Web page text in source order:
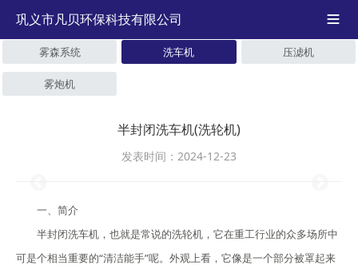
巩义市凡贝环保科技有限公司 
雾森系统 洗车机 压滤机
雾炮机
半封闭洗车机(洗轮机)
发表时间：2024-12-23
一、简介
半封闭洗车机，也就是常说的洗轮机，它在重工行业的众多场所中
可是个相当重要的“清洁能手”呢。外观上看，它像是一个部分被罩起来